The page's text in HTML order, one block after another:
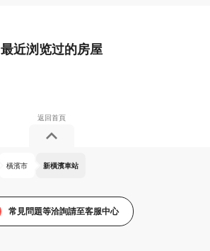
最近浏览过的房屋
橫濱市 新橫濱車站
常見問題等洽詢請至客服中心